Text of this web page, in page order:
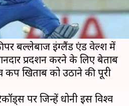
धोनी अपना चौथा विश्व कप
लग रहा है कि यह उनका
है।
बल्लेबाज इंग्लैंड एंड वेल्श में
प्रदर्शन करने के लिए बेताब
कप खिताब को उठाने की पूरी
पर जिन्हें धोनी इस विश्व